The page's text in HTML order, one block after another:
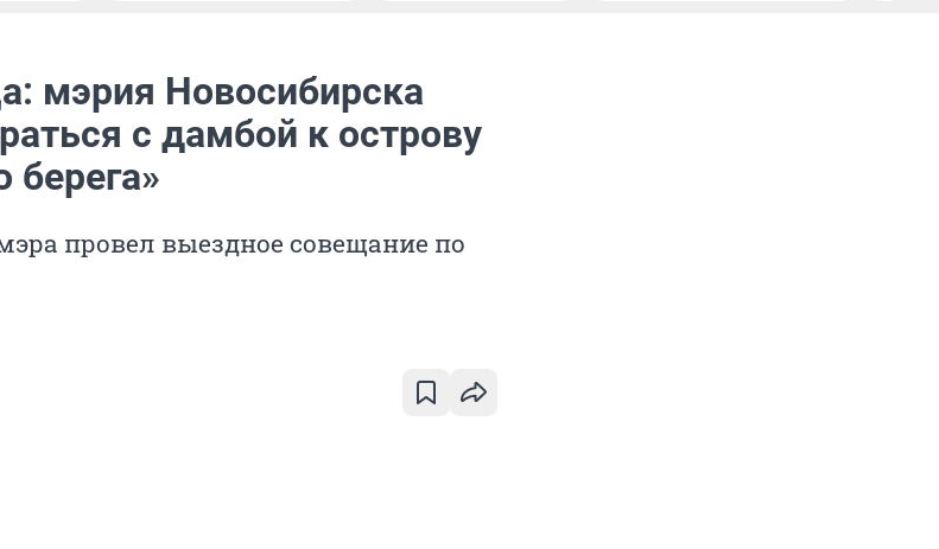
мэрия Новосибирска
с дамбой к острову
берега»
провел выездное совещание по